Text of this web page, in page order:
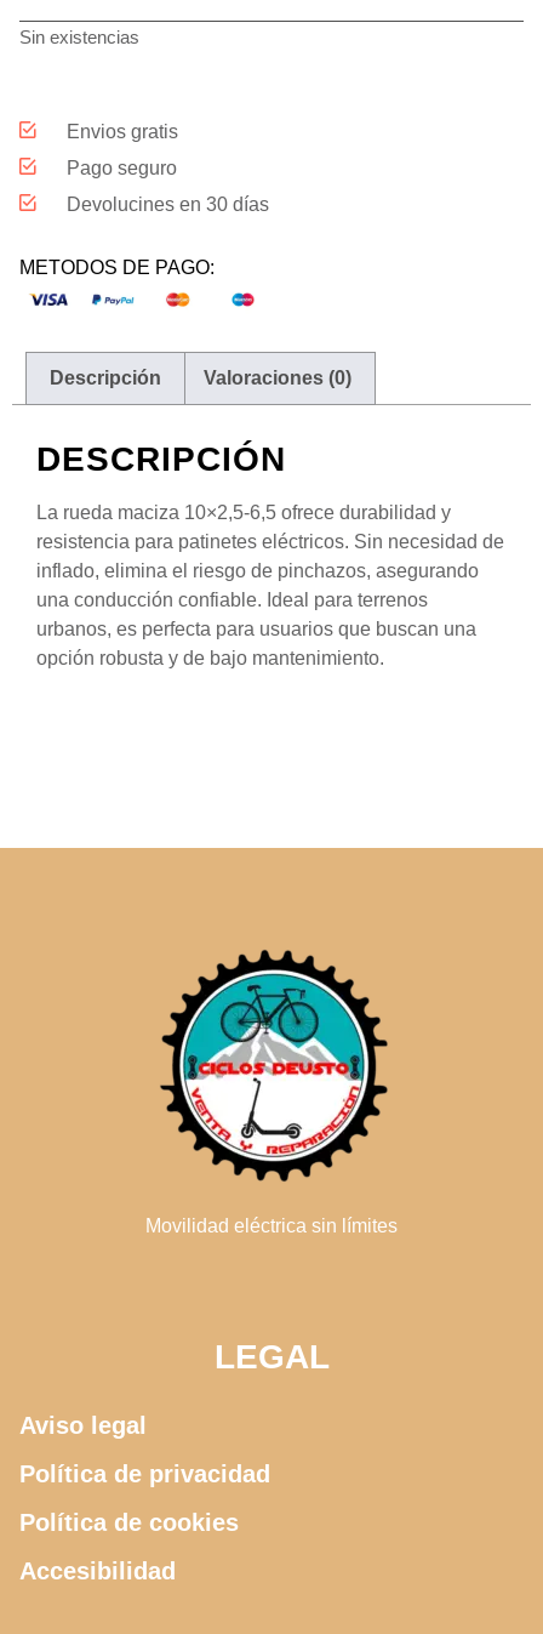
Sin existencias
Envios gratis
Pago seguro
Devolucines en 30 días
METODOS DE PAGO:
Descripción Valoraciones (0)
DESCRIPCIÓN
La rueda maciza 10×2,5-6,5 ofrece durabilidad y
resistencia para patinetes eléctricos. Sin necesidad de
inflado, elimina el riesgo de pinchazos, asegurando
una conducción confiable. Ideal para terrenos
urbanos, es perfecta para usuarios que buscan una
opción robusta y de bajo mantenimiento.
Movilidad eléctrica sin límites
LEGAL
Aviso legal
Política de privacidad
Política de cookies
Accesibilidad